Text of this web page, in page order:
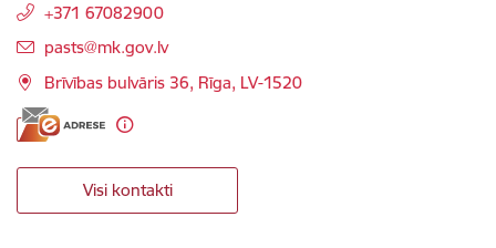
+371 67082900
E-pasts:
pasts@mk.gov.lv
Brīvības bulvāris 36, Rīga, LV-1520
Visi kontakti